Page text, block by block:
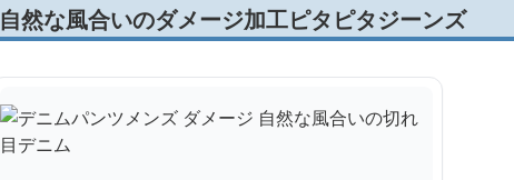
自然な風合いのダメージ加工ピタピタジーンズ